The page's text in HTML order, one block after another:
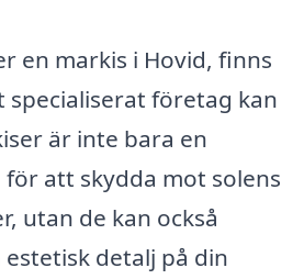
en markis i Hovid, finns
företag kan
är inte bara en
att skydda mot solens
utan de kan också
detalj på din